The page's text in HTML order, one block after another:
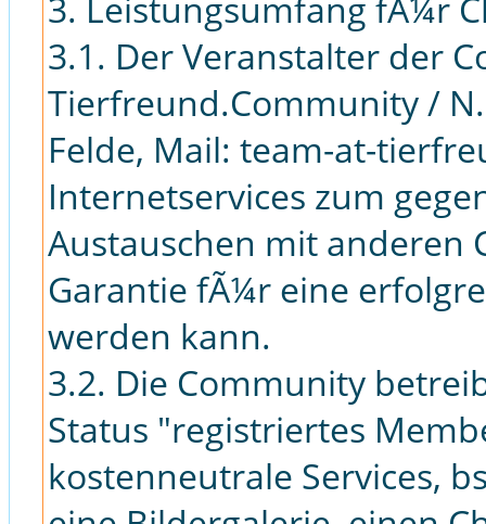
3.1. Der Veranstalter der
Tierfreund.Community /
Felde, Mail: team-at-
Internetservices zum
Austauschen mit anderen
Garantie fÃ¼r eine
werden kann.
3.2. Die Community
Status "registriertes
kostenneutrale Services,